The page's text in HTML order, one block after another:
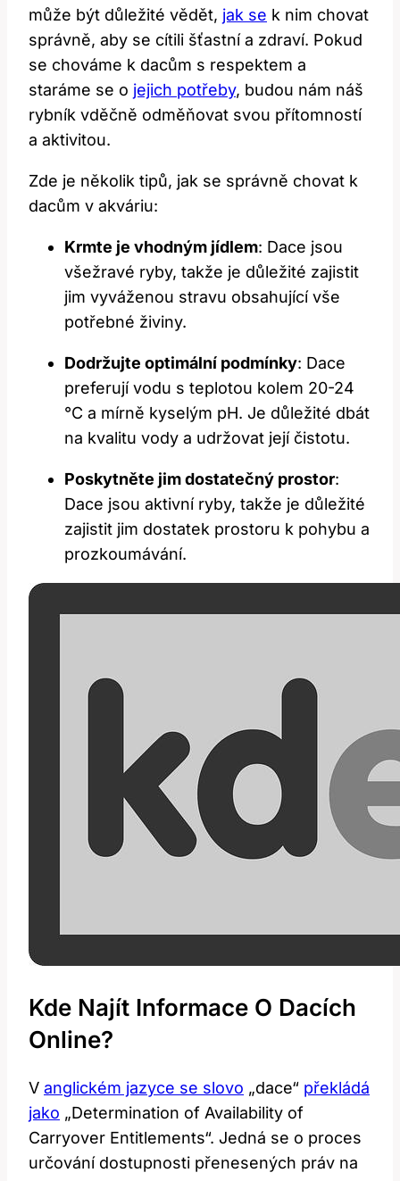
může být důležité vědět, jak se k nim chovat
správně, aby se cítili šťastní a zdraví. Pokud
se chováme k dacům s respektem a
staráme se o jejich potřeby, budou nám náš
rybník vděčně odměňovat svou přítomností
a aktivitou.
Zde je několik tipů, jak se správně chovat k
dacům v akváriu:
Krmte je vhodným jídlem: Dace jsou
všežravé ryby, takže je důležité zajistit
jim vyváženou stravu obsahující vše
potřebné živiny.
Dodržujte optimální podmínky: Dace
preferují vodu s teplotou kolem 20-24
°C a mírně kyselým pH. Je důležité dbát
na kvalitu vody a udržovat její čistotu.
Poskytněte jim dostatečný prostor:
Dace jsou aktivní ryby, takže je důležité
zajistit jim dostatek prostoru k pohybu a
prozkoumávání.
Kde Najít Informace O Dacích
Online?
V anglickém jazyce se slovo „dace“ překládá
jako „Determination of Availability of
Carryover Entitlements“. Jedná se o proces
určování dostupnosti přenesených práv na